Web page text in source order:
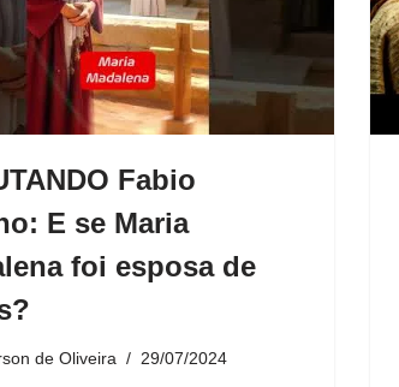
Fabio
E se Maria
foi esposa de
de Oliveira 29/07/2024